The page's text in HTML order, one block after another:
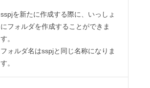
sspjを新たに作成する際に、いっしょ
にフォルダを作成することができま
す。
フォルダ名はsspjと同じ名称になりま
す。